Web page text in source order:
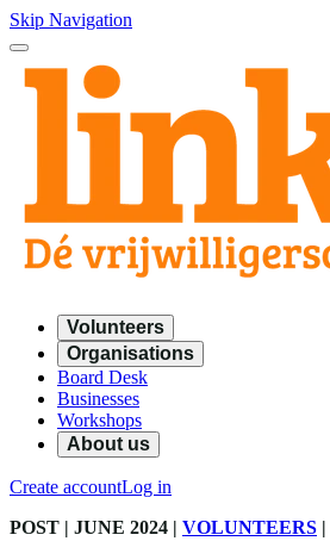
Skip Navigation
Volunteers
Organisations
Board Desk
Businesses
Workshops
About us
Create accountLog in
POST | JUNE 2024 | VOLUNTEERS |